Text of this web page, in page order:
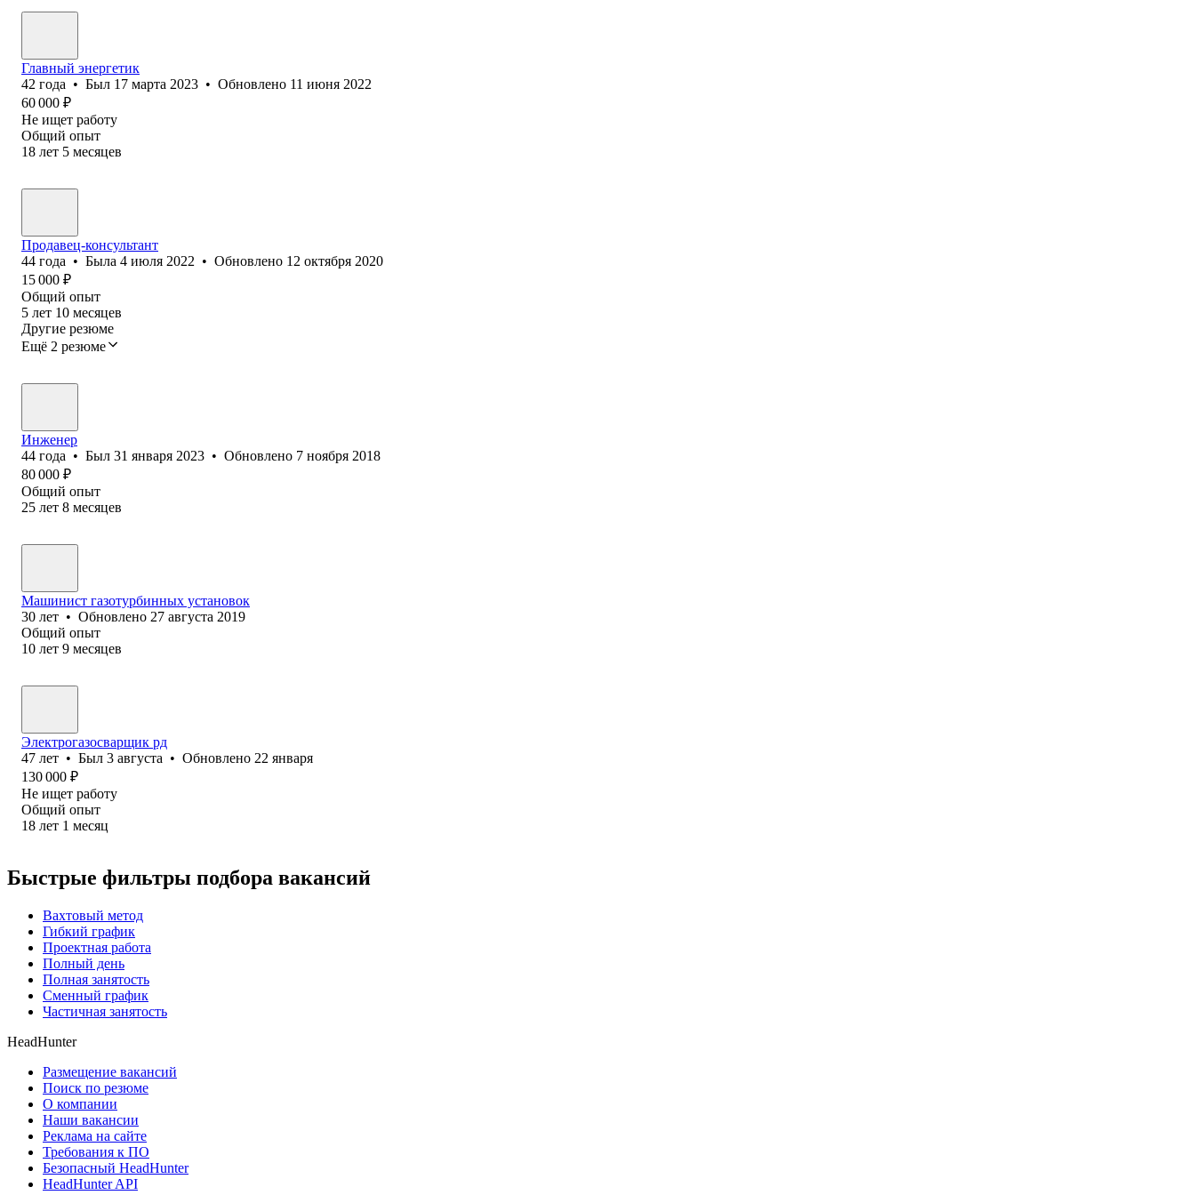
Главный энергетик
42 года • Был 17 марта 2023 • Обновлено 11 июня 2022
60 000 ₽
Не ищет работу
Общий опыт
18 лет 5 месяцев
Продавец-консультант
44 года • Была 4 июля 2022 • Обновлено 12 октября 2020
15 000 ₽
Общий опыт
5 лет 10 месяцев
Другие резюме
Ещё 2 резюме
Инженер
44 года • Был 31 января 2023 • Обновлено 7 ноября 2018
80 000 ₽
Общий опыт
25 лет 8 месяцев
Машинист газотурбинных установок
30 лет • Обновлено 27 августа 2019
Общий опыт
10 лет 9 месяцев
Электрогазосварщик рд
47 лет • Был 3 августа • Обновлено 22 января
130 000 ₽
Не ищет работу
Общий опыт
18 лет 1 месяц
Быстрые фильтры подбора вакансий
Вахтовый метод
Гибкий график
Проектная работа
Полный день
Полная занятость
Сменный график
Частичная занятость
HeadHunter
Размещение вакансий
Поиск по резюме
О компании
Наши вакансии
Реклама на сайте
Требования к ПО
Безопасный HeadHunter
HeadHunter API